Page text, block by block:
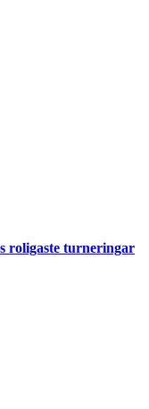
roligaste turneringar